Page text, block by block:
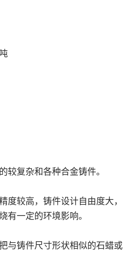
较复杂和各种合金铸件。
度较高，铸件设计自由度大，
有一定的环境影响。
与铸件尺寸形状相似的石蜡或